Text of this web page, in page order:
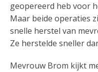
geopereerd heb voor
Maar beide operaties
snelle herstel van
Ze herstelde sneller
Mevrouw Brom kijkt